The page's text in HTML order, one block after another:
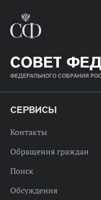
СОВЕТ
ФЕДЕРАЛЬНОГО СОБРАНИЯ
СЕРВИСЫ
Контакты
Обращения граждан
Поиск
Обсуждения